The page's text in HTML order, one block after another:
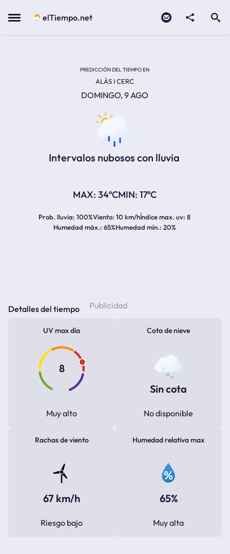
Menu elTiempo.net
PREDICCIÓN DEL TIEMPO EN
ALÀS I CERC
DOMINGO, 9 AGO
34ºC 17ºC
Intervalos nubosos con lluvia
Prob. lluvia 100%Viento 10 km/hÍndice max. uv 8
Humedad máx. 65%Humedad mín. 20%
Detalles del tiempo
UV max día
8
Muy alto
Cota de nieve
Sin cota
No disponible
Rachas de viento
67 km/h
Riesgo bajo
Humedad relativa max
65%
Muy alta